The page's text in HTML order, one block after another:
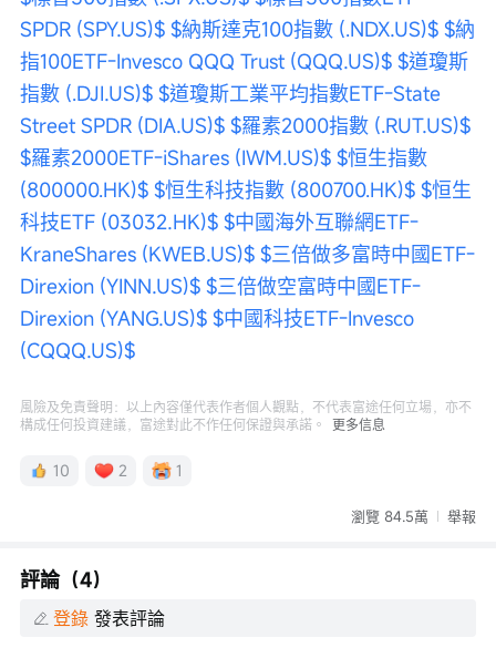
SPDR (SPY.US)$ $納斯達克100指數 (.NDX.US)$
指100ETF-Invesco QQQ Trust (QQQ.US)$ $道瓊斯
指數 (.DJI.US)$ $道瓊斯工業平均指數ETF-State
Street SPDR (DIA.US)$ $羅素2000指數 (.RUT.US)$
$羅素2000ETF-iShares (IWM.US)$ $恒生指數
(800000.HK)$
$恒生科技指數 (800700.HK)$ $恒生
科技ETF (03032.HK)$ $中國海外互聯網ETF-
KraneShares (KWEB.US)$ $三倍做多富時中國ETF-
Direxion (YINN.US)$ $三倍做空富時中國ETF-
Direxion (YANG.US)$ $中國科技ETF-Invesco
(CQQQ.US)$
構成任何投資建議，富途對此不作任何保證與承諾。 更多信息